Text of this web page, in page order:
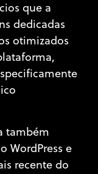
que a
dedicadas
otimizados
também
WordPress e
recente do